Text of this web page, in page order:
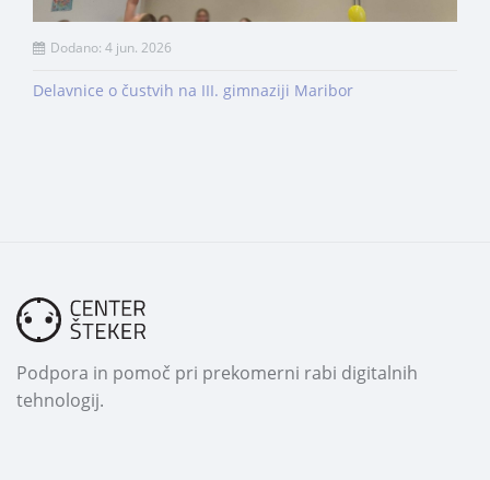
Dodano: 4 jun. 2026
Delavnice o čustvih na III. gimnaziji Maribor
Podpora in pomoč pri prekomerni rabi digitalnih
tehnologij.